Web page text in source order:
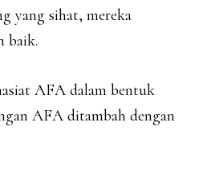
yang sihat, mereka
baik.
AFA dalam bentuk
AFA ditambah dengan